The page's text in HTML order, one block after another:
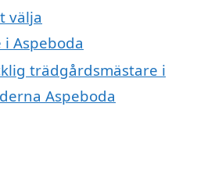
välja
Aspeboda
trädgårdsmästare i
Aspeboda